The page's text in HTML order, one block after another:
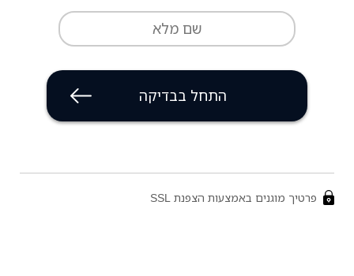
התחל בבדיקה
פרטיך מוגנים באמצעות הצפנת SSL